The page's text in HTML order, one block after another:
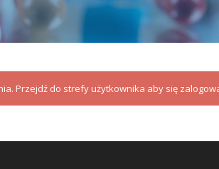
Przejdź do strefy użytkownika aby się